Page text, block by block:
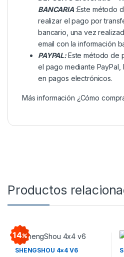
BANCARIA :Este método
realizar el pago por
bancario, una vez
email con la información
PAYPAL:Este método de
el pago mediante PayPal,
en pagos electrónicos.
Más información ¿Cómo
Productos
14
SHENGSHOU 4×4 V6